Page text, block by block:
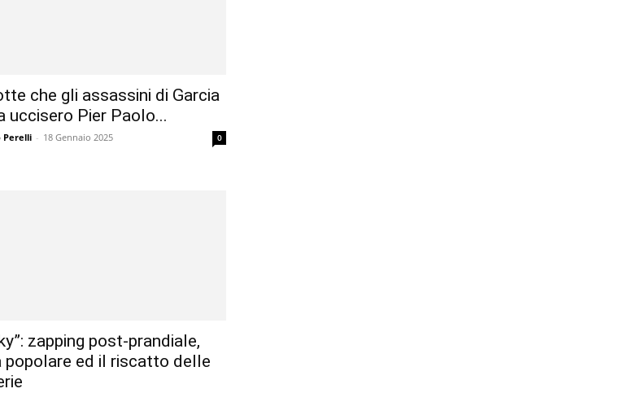
che gli assassini di Garcia
uccisero Pier Paolo...
Perelli - 18 Gennaio 2025 0
zapping post-prandiale,
popolare ed il riscatto delle